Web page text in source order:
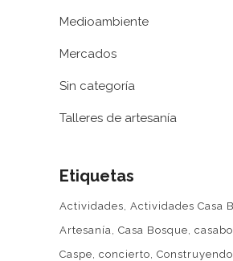
Medioambiente
Mercados
Sin categoría
Talleres de artesanía
Etiquetas
Actividades Actividades Casa
Artesanía Casa Bosque
Caspe concierto Construyendo